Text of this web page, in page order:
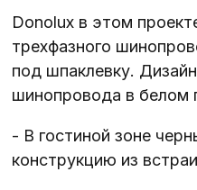
Donolux в этом
трехфазного
под шпаклевку.
шинопровода в белом
- В гостиной зоне
конструкцию из